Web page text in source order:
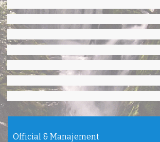
Official & Manajement